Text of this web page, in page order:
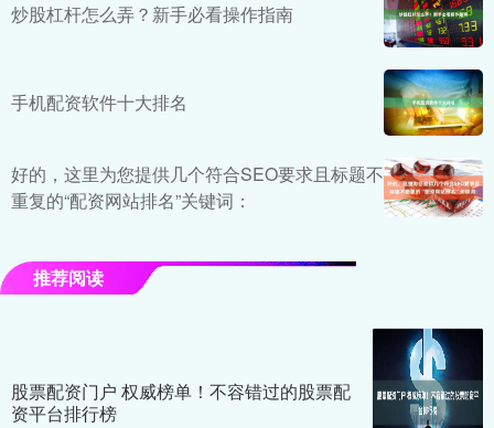
炒股杠杆怎么弄？新手必看操作指南
手机配资软件十大排名
好的，这里为您提供几个符合SEO要求且标题不
重复的“配资网站排名”关键词：
推荐阅读
股票配资门户 权威榜单！不容错过的股票配
资平台排行榜